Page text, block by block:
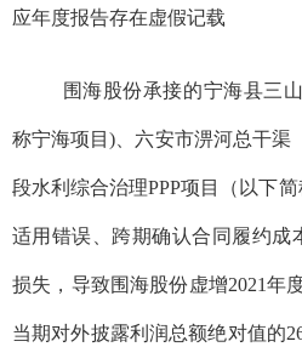
应年度报告存在虚假记载
围海股份承接的宁海县三
称宁海项目)、六安市淠河总干渠
段水利综合治理PPP项目 （以下
适用错误、跨期确认合同履约成
损失 ， 导致围海股份虚增2021年
当期对外披露利润总额绝对值的